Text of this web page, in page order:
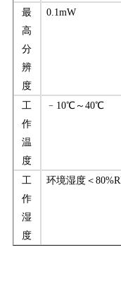
最
高
分
辨
度
0. 1mW
工
作
温
度
﹣ 10℃～40℃
工
作
湿
度
环境湿度＜